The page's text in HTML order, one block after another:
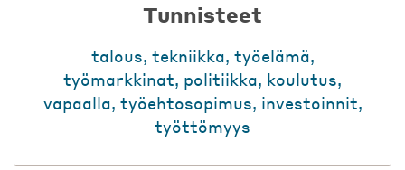
Tunnisteet
talous, tekniikka, työelämä,
työmarkkinat, politiikka, koulutus,
vapaalla, työehtosopimus, investoinnit,
työttömyys